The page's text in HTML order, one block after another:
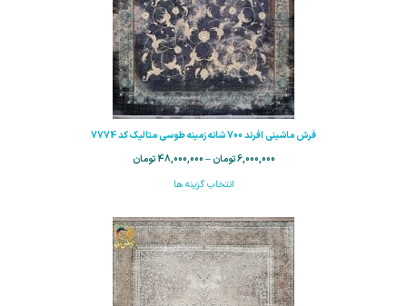
فرش ماشینی افرند 700 شانه زمینه طوسی متالیک کد 7774
6,000,000تومان –
48,000,000 تومان
انتخاب گزینه ها